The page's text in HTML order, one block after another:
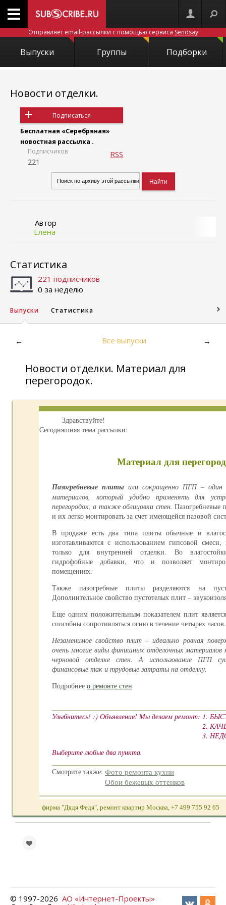
Отправляет email-рассылки с помощью сервиса Sendsay
Выпуски Группы Подборки
Новости отделки.
Подписаться
Бесплатная «Серебряная»
новостная рассылка .
Подписчиков
221
RSS
Автор
Елена
Статистика
221 подписчиков
0 за неделю
Выпуски Статистика
← Все выпуски →
Новости отделки. Материал для
перегородок.
Здравствуйте!
Сегодняшняя тема рассылки:
Материал для
Пазогребневые плиты или сокращенно ПГП – один
материалов, который удобно применять для
перегородок, а также облицовки стен. Пазогребневые
и их легко монтировать за счет имеющейся пазовой
В продаже есть два типа плиты обычные и
изготавливаются с использованием гипсовой
только для внутренней отделки. Во
гидрофобные добавки, что и позволяет
помещениях.
Также пазогребные плиты разделяются на
Дополнительное свойство пустотелых плит –
Еще одним положительным показателем плит
способны сопротивляться огню в течение четырех часов.
Незаменимое свойство плит – идеально ровная
очень многие виды финишных отделочных материалов
черновой отделке стен. А использование ПГП
финансовые так и трудовые затраты на отделку.
Подробнее о ремонте стен
Улыбнитесь! :) Объявление! Мы делаем ремонт: 1.
2.
3.
Выберите любые два пункта.
Смотрите также: Фото ремонта кухни
Обои бежевых оттенков
фирма "Дядя Федя", ремонт квартир Москва, +7 499 755 92 65
© 1997-2026 АО «Интернет-Проекты»